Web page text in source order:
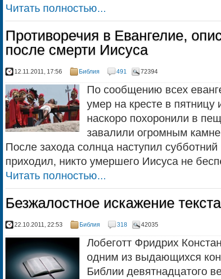
Читать полностью...
Противоречия в Евангелие,
после смерти Иисуса
12.11.2011, 17:56 Библия 491 72394
По сообщению всех
умер на кресте в пятницу
наскоро похоронили в
завалили огромным
После захода солнца наступил субботний
приходил, никто умершего Иисуса не
Читать полностью...
Безжалостное искажение
22.10.2011, 22:53 Библия 318 42035
Лобеготт Фридрих
одним из выдающихся
Библии девятнадцатого